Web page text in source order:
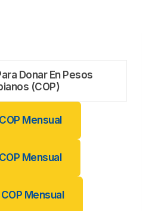
Donar En Pesos
(COP)
Mensual
Mensual
Mensual